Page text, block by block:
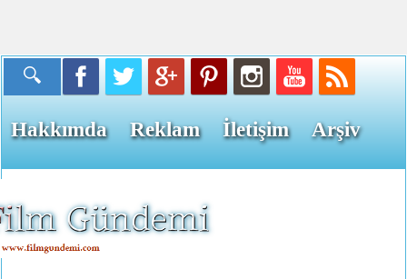
Hakkımda Reklam İletişim Arşiv